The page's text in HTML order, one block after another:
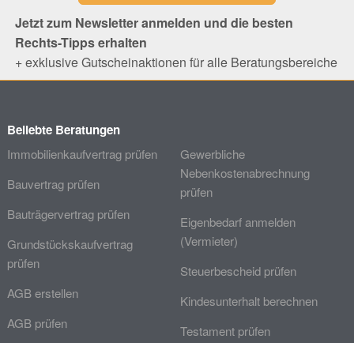
Jetzt zum Newsletter anmelden und die besten
Rechts-Tipps erhalten
+ exklusive Gutscheinaktionen für alle Beratungsbereiche
Beliebte Beratungen
Immobilienkaufvertrag prüfen
Bauvertrag prüfen
Bauträgervertrag prüfen
Grundstückskaufvertrag
prüfen
AGB erstellen
AGB prüfen
Gewerbliche
Nebenkostenabrechnung
prüfen
Eigenbedarf anmelden
(Vermieter)
Steuerbescheid prüfen
Kindesunterhalt berechnen
Testament prüfen